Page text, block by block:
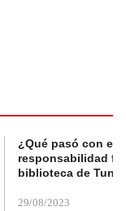
¿Qué pasó con el
responsabilidad
biblioteca de
29/08/2023